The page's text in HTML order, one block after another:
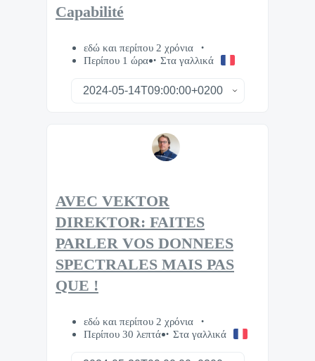
Capabilité
εδώ και περίπου 2 χρόνια
Περίπου 1 ώρα
Στα γαλλικά
AVEC VEKTOR
DIREKTOR: FAITES
PARLER VOS DONNEES
SPECTRALES MAIS PAS
QUE !
εδώ και περίπου 2 χρόνια
Περίπου 30 λεπτά
Στα γαλλικά